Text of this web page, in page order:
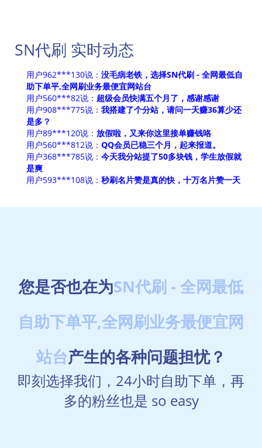
SN代刷 实时动态
SN代刷 - 全网最低自助下单平,全网刷业务最便宜网站台 宗
旨：君子爱财助之有道，锦诚业务网诚信做事，一诺千金！
用户962***130说： 没毛病老铁，选择SN代刷 - 全网最低自
助下单平,全网刷业务最便宜网站台
用户560***82说：超级会员快满五个月了，感谢感谢
用户908***775说：我搭建了个分站，请问一天赚36算少还
是多？
用户89***120说：
放假啦，又来你这里接单赚钱咯
用户560***812说：QQ会员已稳三个月，起来报道。
用户368***785说： 今天我分站提了50多块钱，学生放假就
是爽
用户593***108说：
秒刷名片赞是真的快，十万名片赞一天
就到了
事都会来你这里下两单
用户303***963说：名片赞的真的快，会员也稳定快三个月
了
用户97***631说： 好便宜啊8毛一万名片赞
用户395***821说： 豪华绿钻两个月了还没掉耶
用户931***069说：
下面这个分享领赞活动我一天领了1万
多赞啊
用户322***392说：
客服态度真的好好啊
用户966***861说： 相信你们平台会越来越好，加油！
用户586***768说：超会已稳一个月，前来反馈。感谢平台
用户909***112说：在你这里下单520说说赞追到个女朋
您是否也在为SN代刷 - 全网最低
自助下单平,全网刷业务最便宜网
站台产生的各种问题担忧？
即刻选择我们，24小时自助下单，再
多的粉丝也是 so easy